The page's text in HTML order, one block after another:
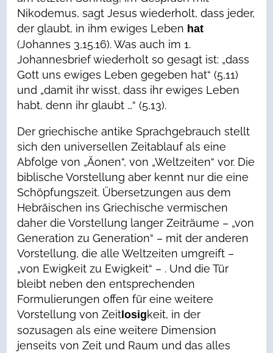
Nikodemus, sagt Jesus wiederholt, dass jeder,
der glaubt, in ihm ewiges Leben hat
(Johannes 3,15.16). Was auch im 1.
Johannesbrief wiederholt so gesagt ist: „dass
Gott uns ewiges Leben gegeben hat“ (5,11)
und „damit ihr wisst, dass ihr ewiges Leben
habt, denn ihr glaubt …“ (5,13).
Der griechische antike Sprachgebrauch stellt
sich den universellen Zeitablauf als eine
Abfolge von „Äonen“, von „Weltzeiten“ vor. Die
biblische Vorstellung aber kennt nur die eine
Schöpfungszeit. Übersetzungen aus dem
Hebräischen ins Griechische vermischen
daher die Vorstellung langer Zeiträume – „von
Generation zu Generation“ – mit der anderen
Vorstellung, die alle Weltzeiten umgreift –
„von Ewigkeit zu Ewigkeit“ – . Und die Tür
bleibt neben den entsprechenden
Formulierungen offen für eine weitere
Vorstellung von Zeitlosigkeit, in der
sozusagen als eine weitere Dimension
jenseits von Zeit und Raum und das alles